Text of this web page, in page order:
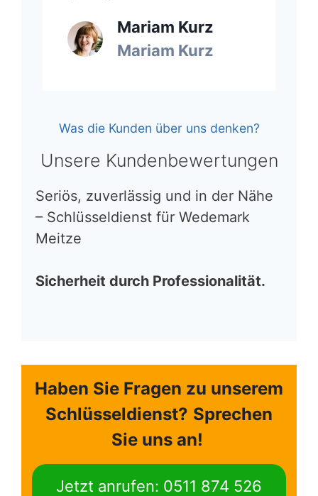
Mariam Kurz
Mariam Kurz
Was die Kunden über uns denken?
Unsere Kundenbewertungen
Seriös, zuverlässig und in der Nähe
– Schlüsseldienst für Wedemark
Meitze
Sicherheit durch Professionalität.
Haben Sie Fragen zu unserem
Schlüsseldienst? Sprechen
Sie uns an!
Jetzt anrufen: 0511 874 526